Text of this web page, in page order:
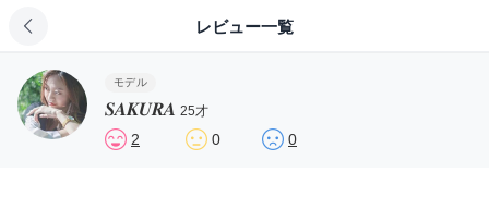
レビュー一覧
モデル
𝑺𝑨𝑲𝑼𝑹𝑨 25才
2 0 0